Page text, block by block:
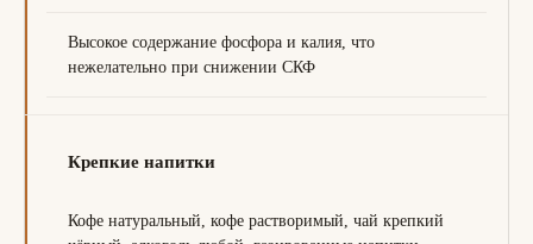
Высокое содержание фосфора и калия, что
нежелательно при снижении СКФ
Крепкие напитки
Кофе натуральный, кофе растворимый, чай крепкий